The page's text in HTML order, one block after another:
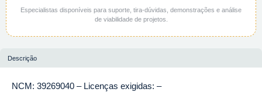
Especialistas disponíveis para suporte, tira-dúvidas, demonstrações e análise
de viabilidade de projetos.
Descrição
NCM: 39269040 – Licenças exigidas: –